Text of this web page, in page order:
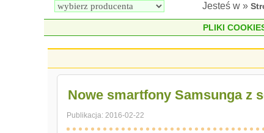
Jesteś w »
PLIKI
Nowe smartfony Samsunga z
Publikacja:2016-02-22